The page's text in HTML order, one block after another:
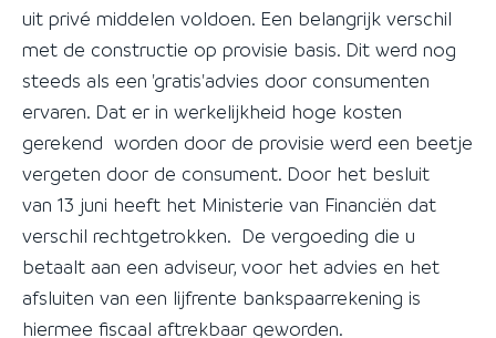
uit privé middelen voldoen. Een belangrijk verschil
met de constructie op provisie basis. Dit werd nog
steeds als een 'gratis'advies door consumenten
ervaren. Dat er in werkelijkheid hoge kosten
gerekend worden door de provisie werd een beetje
vergeten door de consument. Door het besluit
van 13 juni heeft het Ministerie van Financiën dat
verschil rechtgetrokken. De vergoeding die u
betaalt aan een adviseur, voor het advies en het
afsluiten van een lijfrente bankspaarrekening is
hiermee fiscaal aftrekbaar geworden.